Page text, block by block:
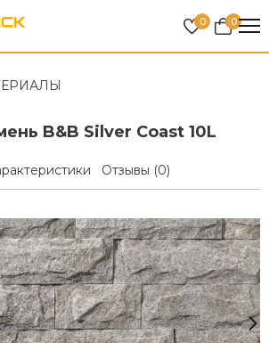
0 0
B&B Silver Coast 10L
Отзывы (0)